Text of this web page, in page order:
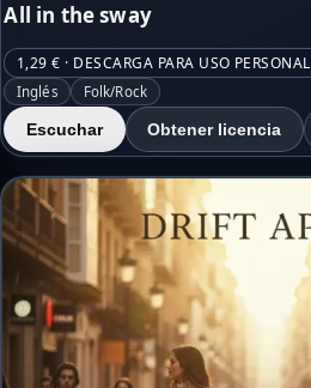
All in the sway
1,29 € · DESCARGA PARA USO PERSONAL
Inglés Folk/Rock
Escuchar Obtener licencia